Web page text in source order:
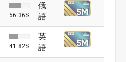
56.36%
俄
語
41.82%
英
語